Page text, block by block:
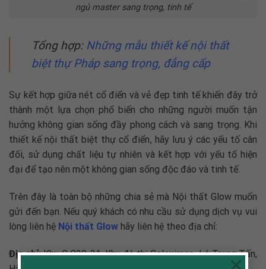
ngủ master sang trọng, tinh tế
Tổng hợp: Những mẫu thiết kế nội thất
biệt thự Phápsang trọng, đẳng cấp
Sự kết hợp giữa nét cổ điển và vẻ đẹp tinh tế khiến đây trở
thành một lựa chọn phổ biến cho những người muốn tận
hưởng không gian sống đầy phong cách và sang trọng. Khi
thiết kế nội thất biệt thự cổ điển, hãy lưu ý các yếu tố cân
đối, sử dụng chất liệu tự nhiên và kết hợp với yếu tố hiện
đại để tạo nên một không gian sống độc đáo và tinh tế.
Trên đây là toàn bộ những chia sẻ mà Nội thất Glow muốn
gửi đến bạn. Nếu quý khách có nhu cầu sử dụng dịch vụ vui
lòng liên hệ Nội thất Glow hãy liên hệ theo địa chỉ:
Địa chỉ:Khu C C39-31, Khu đô thị Geleximco, Lê Trọng Tấn,